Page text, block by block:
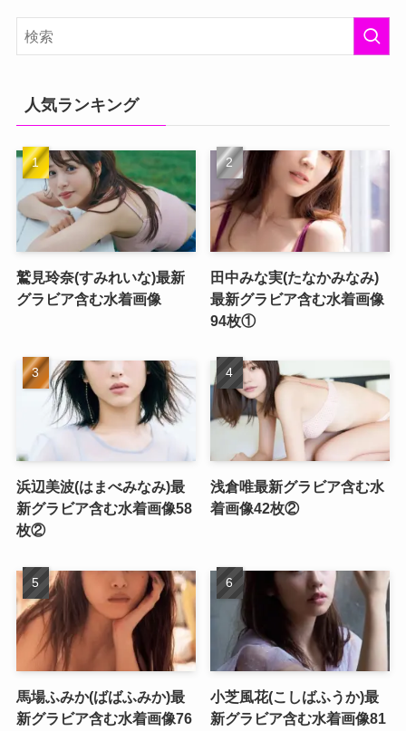
人気ランキング
鷲見玲奈(すみれいな)最新
グラビア含む水着画像
田中みな実(たなかみなみ)
最新グラビア含む水着画像
94枚①
浜辺美波(はまべみなみ)最
新グラビア含む水着画像58
枚②
浅倉唯最新グラビア含む水
着画像42枚②
馬場ふみか(ばばふみか)最
新グラビア含む水着画像76
小芝風花(こしばふうか)最
新グラビア含む水着画像81